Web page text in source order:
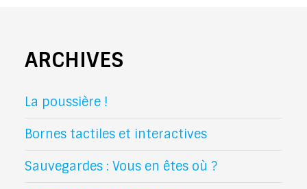
ARCHIVES
La poussière !
Bornes tactiles et interactives
Sauvegardes : Vous en êtes où ?